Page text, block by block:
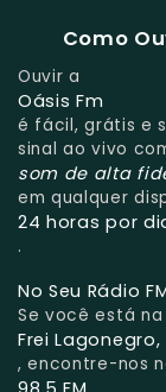
Como
Ouvir a
Oásis Fm
é fácil, grátis e
sinal ao vivo
som de alta
em qualquer
24 horas por
.
No Seu Rádio
Se você está
Frei Lagonegro,
, encontre-nos